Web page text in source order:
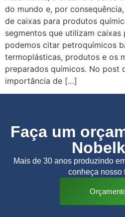
do mundo e, por
de caixas para produtos
segmentos que utilizam
podemos citar petroquímicos
termoplásticas, produtos e os
preparados químicos. No post
importância de […]
Faça um
Mais de 30 anos produzindo
conheça nosso